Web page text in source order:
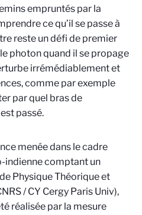
empruntés par la
ce qu’il se passe à
reste un défi de premier
photon quand il se propage
irrémédiablement et
comme par exemple
par quel bras de
passé.
menée dans le cadre
indienne comptant un
Physique Théorique et
/ CY Cergy Paris Univ),
réalisée par la mesure